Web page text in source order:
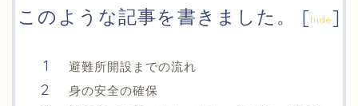
このような記事を書きました。 [hide]
避難所開設までの流れ
身の安全の確保